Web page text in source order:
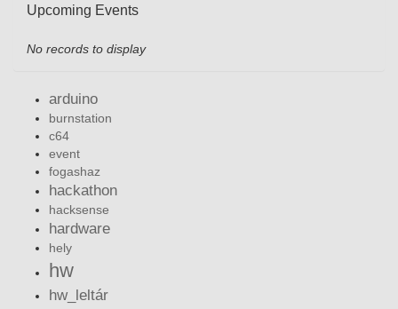
Upcoming Events
No records to display
arduino
burnstation
c64
event
fogashaz
hackathon
hacksense
hardware
hely
hw
hw_leltár